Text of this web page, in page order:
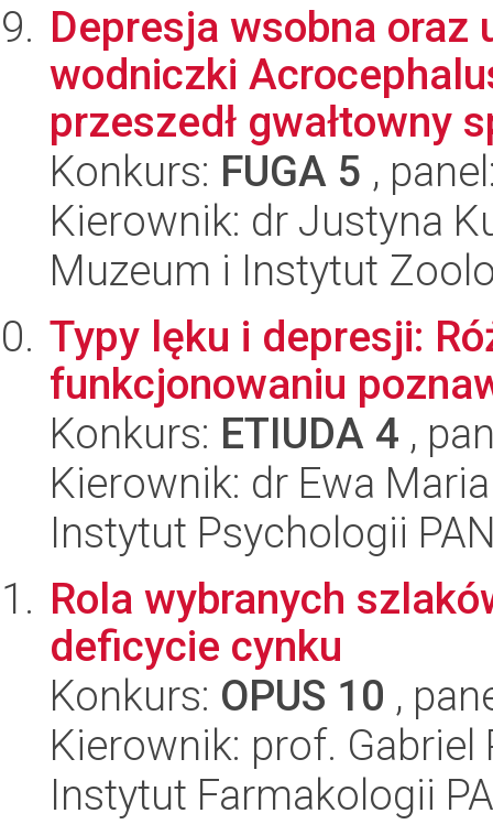
Depresja wsobna oraz
wodniczki
przeszedł gwałtowny
Konkurs: FUGA 5 ,
Kierownik: dr Justyna
Muzeum i Instytut
Typy lęku i depresji:
funkcjonowaniu
Konkurs: ETIUDA 4 ,
Kierownik: dr Ewa
Instytut Psychologii
Rola wybranych
deficycie cynku
Konkurs: OPUS 10 ,
Kierownik: prof.
Instytut Farmakologii